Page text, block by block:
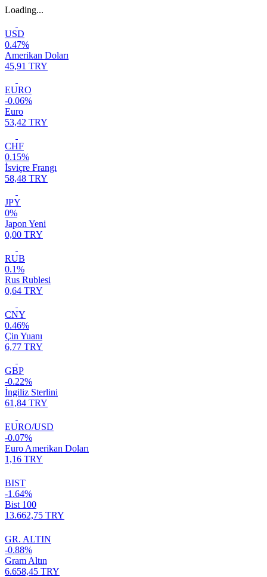
Loading...
USD
0.47%
Amerikan Doları
45,91 TRY
EURO
-0.06%
Euro
53,42 TRY
CHF
0.15%
İsviçre Frangı
58,48 TRY
JPY
0%
Japon Yeni
0,00 TRY
RUB
0.1%
Rus Rublesi
0,64 TRY
CNY
0.46%
Çin Yuanı
6,77 TRY
GBP
-0.22%
İngiliz Sterlini
61,84 TRY
EURO/USD
-0.07%
Euro Amerikan Doları
1,16 TRY
BIST
-1.64%
Bist 100
13.662,75 TRY
GR. ALTIN
-0.88%
Gram Altın
6.658,45 TRY